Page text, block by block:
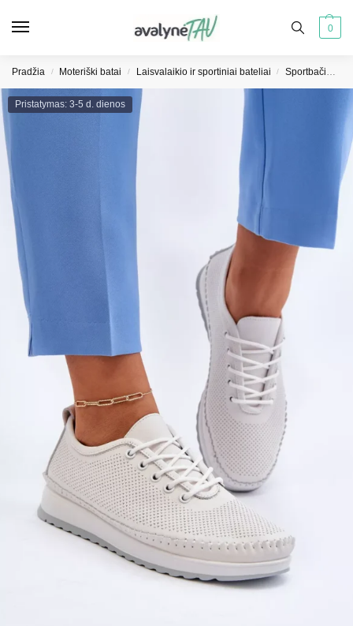
0
Pradžia / Moteriški batai / Laisvalaikio ir sportiniai bateliai / Sportbačiai moterims
Pristatymas: 3-5 d. dienos